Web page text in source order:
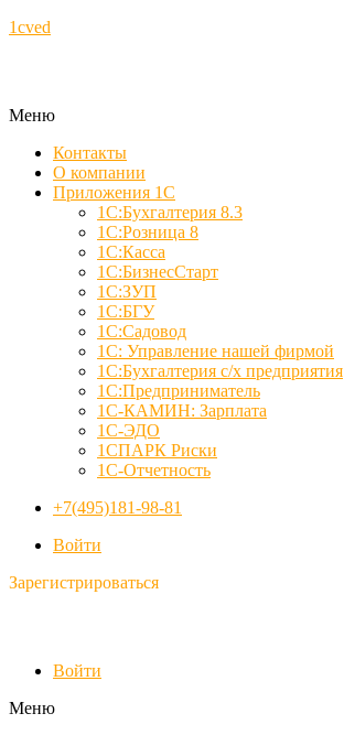
1cved
Меню
Контакты
О компании
Приложения 1С
1С:Бухгалтерия 8.3
1С:Розница 8
1С:Касса
1С:БизнесСтарт
1С:ЗУП
1С:БГУ
1С:Садовод
1С: Управление нашей фирмой
1С:Бухгалтерия с/х предприятия
1С:Предприниматель
1С-КАМИН: Зарплата
1С-ЭДО
1СПАРК Риски
1С-Отчетность
+7(495)181-98-81
Войти
Зарегистрироваться
Войти
Меню